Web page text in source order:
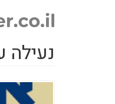
נעילה